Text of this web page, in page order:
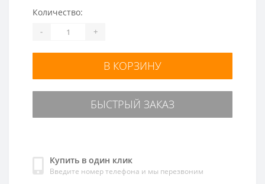
Количество:
- +
В КОРЗИНУ
БЫСТРЫЙ ЗАКАЗ
Купить в один клик
Введите номер телефона и мы перезвоним